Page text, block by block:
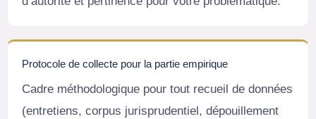
Protocole de collecte pour la partie empirique
Cadre méthodologique pour tout recueil de données
(entretiens, corpus jurisprudentiel, dépouillement